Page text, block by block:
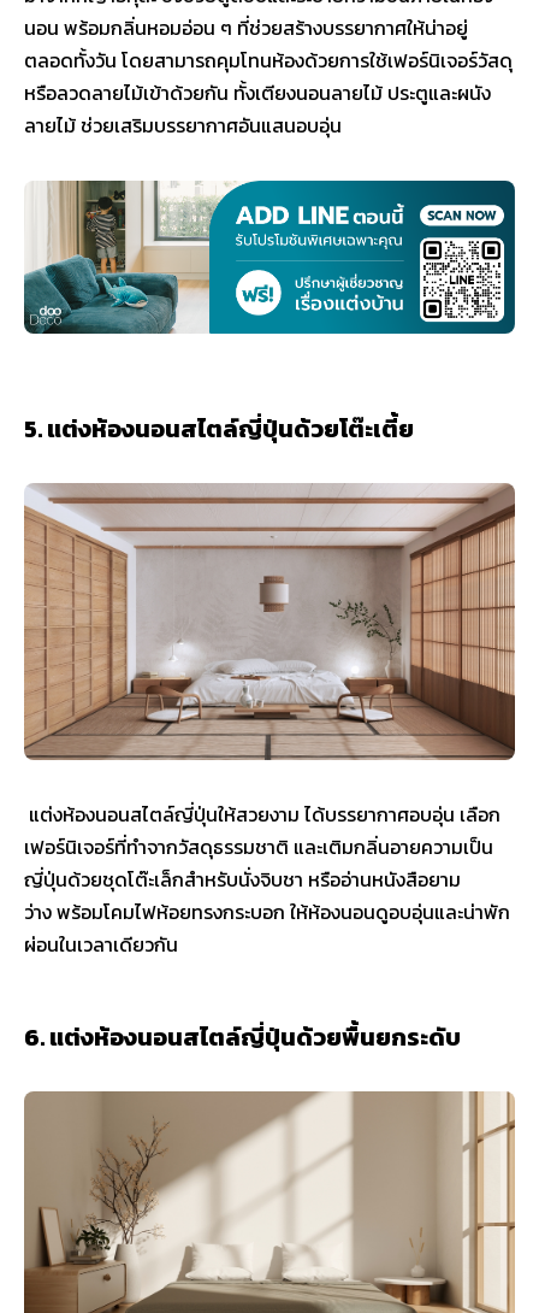
นอน พร้อมกลิ่นหอมอ่อน ๆ ที่ช่วยสร้างบรรยากาศให้น่าอยู่
ตลอดทั้งวัน โดยสามารถคุมโทนห้องด้วยการใช้เฟอร์นิเจอร์วัสดุ
หรือลวดลายไม้เข้าด้วยกัน ทั้งเตียงนอนลายไม้ ประตูและผนัง
ลายไม้ ช่วยเสริมบรรยากาศอันแสนอบอุ่น
5. แต่งห้องนอนสไตล์ญี่ปุ่นด้วยโต๊ะเตี้ย
แต่งห้องนอนสไตล์ญี่ปุ่นให้สวยงาม ได้บรรยากาศอบอุ่น เลือก
เฟอร์นิเจอร์ที่ทำจากวัสดุธรรมชาติ และเติมกลิ่นอายความเป็น
ญี่ปุ่นด้วยชุดโต๊ะเล็กสำหรับนั่งจิบชา หรืออ่านหนังสือยาม
ว่าง พร้อมโคมไฟห้อยทรงกระบอก ให้ห้องนอนดูอบอุ่นและน่าพัก
ผ่อนในเวลาเดียวกัน
6. แต่งห้องนอนสไตล์ญี่ปุ่นด้วยพื้นยกระดับ